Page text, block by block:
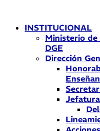
contenidoINSTITUCIONAL
Ministerio de
DGE
Dirección